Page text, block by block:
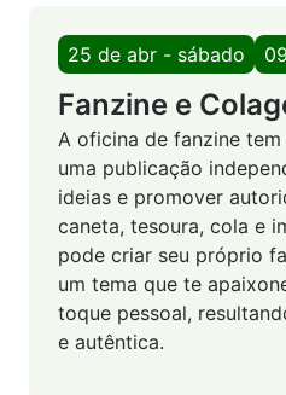
25 de abr - sábado
Fanzine e
A oficina de fanzine
uma publicação
ideias e promover
caneta, tesoura, cola e
pode criar seu próprio
um tema que te
toque pessoal,
e autêntica.